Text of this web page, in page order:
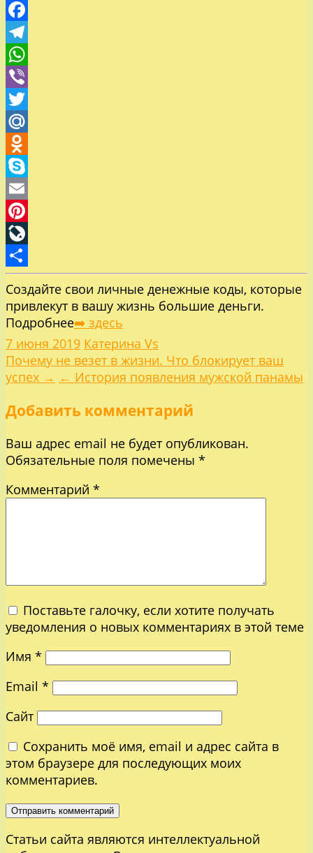
VK
Facebook
Telegram
WhatsApp
Viber
Twitter
Mail.Ru
Odnoklassniki
Skype
Email
Pinterest
LiveJournal
Отправить
Создайте свои личные денежные коды, которые
привлекут в вашу жизнь большие деньги.
Подробнее➡️ здесь
7 июня 2019 Катерина Vs
Навигация
по
записям
Почему не везет в жизни. Что блокирует ваш
успех → ← История появления мужской панамы
Добавить комментарий
Ваш адрес email не будет опубликован.
Обязательные поля помечены *
Комментарий *
Поставьте галочку, если хотите получать
уведомления о новых комментариях в этой теме
Имя *
Email *
Сайт
Сохранить моё имя, email и адрес сайта в
этом браузере для последующих моих
комментариев.
Статьи сайта являются интеллектуальной